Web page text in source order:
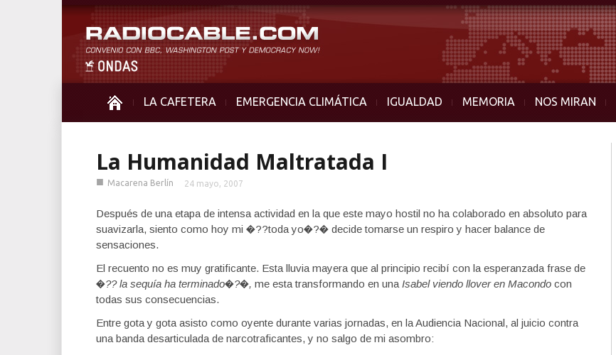
LA CAFETERA EMERGENCIA CLIMÁTICA IGUALDAD MEMORIA NOS MIRAN
La Humanidad Maltratada I
■ Macarena Berlín 24 mayo, 2007
Después de una etapa de intensa actividad en la que este mayo hostil no ha colaborado en absoluto para
suavizarla, siento como hoy mi �??toda yo�?� decide tomarse un respiro y hacer balance de
sensaciones.
El recuento no es muy gratificante. Esta lluvia mayera que al principio recibí con la esperanzada frase de
�?? la sequía ha terminado�?�, me esta transformando en una Isabel viendo llover en Macondo con
todas sus consecuencias.
Entre gota y gota asisto como oyente durante varias jornadas, en la Audiencia Nacional, al juicio contra
una banda desarticulada de narcotraficantes, y no salgo de mi asombro: